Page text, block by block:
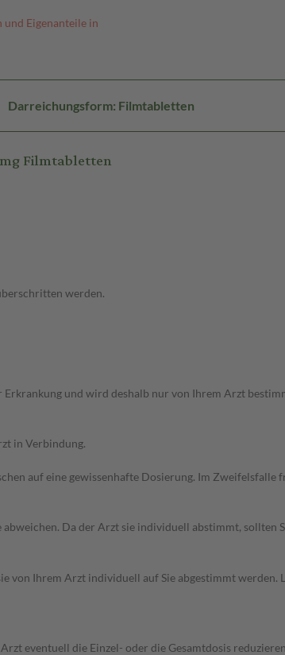
und Eigenanteile in
Darreichungsform: Filmtabletten
Filmtabletten
werden.
und wird deshalb nur von Ihrem Arzt
in Verbindung.
auf eine gewissenhafte Dosierung. Im
Da der Arzt sie individuell abstimmt, sollten
von Ihrem Arzt individuell auf Sie abgestimmt
eventuell die Einzel- oder die Gesamtdosis